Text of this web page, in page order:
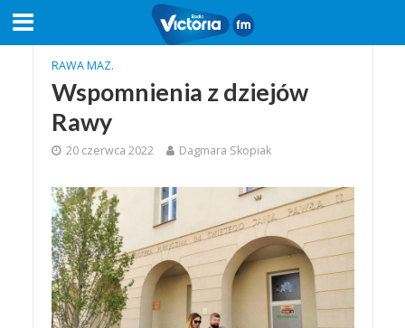
RAWA MAZ.
Wspomnienia z dziejów
Rawy
20 czerwca 2022 Dagmara Skopiak